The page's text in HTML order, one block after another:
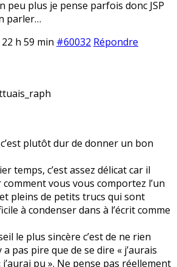
peu plus je pense parfois donc JSP
parler…
h 59 min #60032 Répondre
plutôt dur de donner un bon
temps, c’est assez délicat car il
vous vous comportez l’un
pleins de petits trucs qui sont
à condenser dans à l’écrit comme
le plus sincère c’est de ne rien
pas pire que de se dire « j’aurais
pu ». Ne pense pas réellement